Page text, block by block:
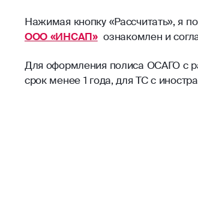
Нажимая кнопку «Рассчитать», я
ООО «ИНСАП» ознакомлен и
Для оформления полиса ОСАГО с
срок менее 1 года, для ТС с